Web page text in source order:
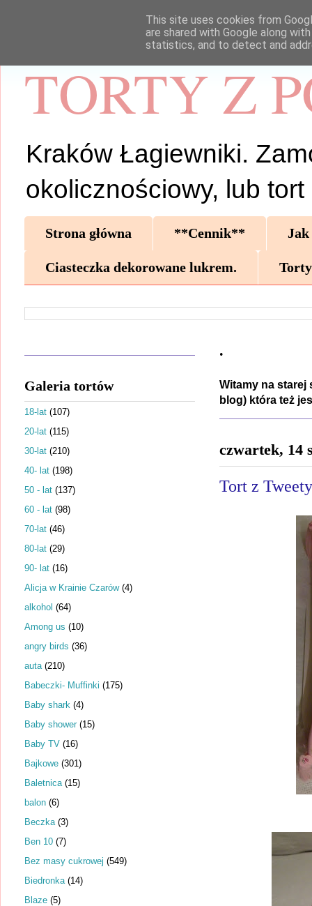
TORTY Z
Kraków Łagiewniki.
okolicznościowy, lub tort
Strona główna **Cennik** Jak
Ciasteczka dekorowane lukrem.
.
Witamy na starej
blog) która też
czwartek, 14
Tort z
Galeria tortów
18-lat (107)
20-lat (115)
30-lat (210)
40- lat (198)
50 - lat (137)
60 - lat (98)
70-lat (46)
80-lat (29)
90- lat (16)
Alicja w Krainie Czarów (4)
alkohol (64)
Among us (10)
angry birds (36)
auta (210)
Babeczki- Muffinki (175)
Baby shark (4)
Baby shower (15)
Baby TV (16)
Bajkowe (301)
Baletnica (15)
balon (6)
Beczka (3)
Ben 10 (7)
Bez masy cukrowej (549)
Biedronka (14)
Blaze (5)
This site uses cookies from
are shared with Google along
statistics, and to detect and